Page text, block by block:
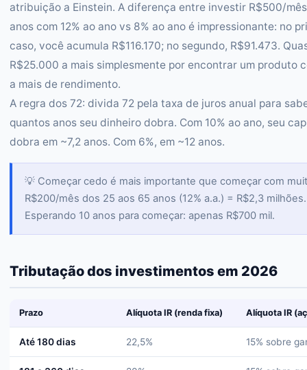
atribuição a Einstein. A diferença entre investir R$500/
anos com 12% ao ano vs 8% ao ano é impressionante: no
caso, você acumula R$116.170; no segundo, R$91.473.
R$25.000 a mais simplesmente por encontrar um produto
a mais de rendimento.
A regra dos 72: divida 72 pela taxa de juros anual para
quantos anos seu dinheiro dobra. Com 10% ao ano, seu
dobra em ~7,2 anos. Com 6%, em ~12 anos.
💡 Começar cedo é mais importante que começar com
R$200/mês dos 25 aos 65 anos (12% a.a.) = R$2,3 milhões.
Esperando 10 anos para começar: apenas R$700 mil.
Tributação dos investimentos em 2026
Prazo Alíquota IR (renda fixa) Alíquota IR
Até 180 dias 22,5% 15% sobre